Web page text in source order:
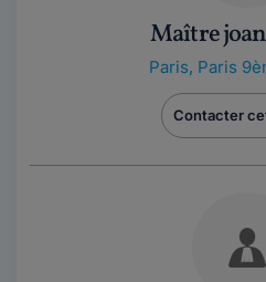
Maître
Paris, Paris
Contacter